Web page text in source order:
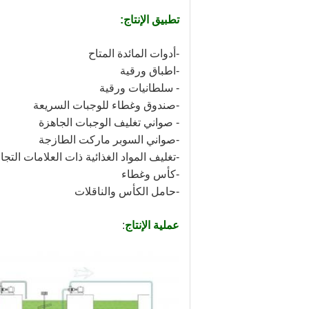
تطبيق الإنتاج:
-أدوات المائدة المتاح
-اطباق ورقية
- سلطانيات ورقية
-صندوق وغطاء للوجبات السريعة
- صواني تغليف الوجبات الجاهزة
-صواني السوبر ماركت الطازجة
-تغليف المواد الغذائية ذات العلامات
-كأس وغطاء
-حامل الكأس والناقلات
عملية الإنتاج: